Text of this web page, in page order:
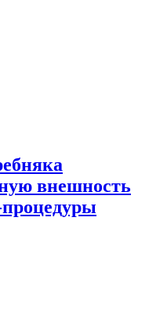
внешность